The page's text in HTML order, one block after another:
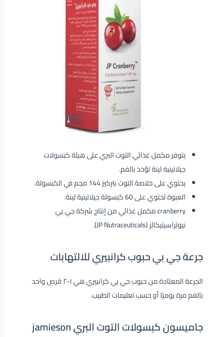
يتوفر مكمل غذائي التوت البري على هيئة كبسولات
جيلاتينية لينة تؤخذ بالفم.
يحتوي على خلاصة التوت بتركيز 144 مجم في الكبسولة.
العبوة تحتوي على 60 كبسولة جيلاتينية لينة.
cranberry مكمل غذائي من إنتاج شركة جي بي
نيوتراسيتيكالز (JP Nutraceuticals).
جرعة جي بي حبوب كرانبيري للالتهابات
الجرعة المعتادة من حبوب جي بي كرانبيري هي ١-٢ قرص واحد
بالفم مرة يوميًا أو حسب تعليمات الطبيب.
جاميسون كبسولات التوت البري jamieson